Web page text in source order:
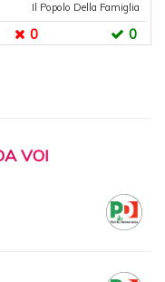
Il Popolo Della Famiglia
0 0
VOI